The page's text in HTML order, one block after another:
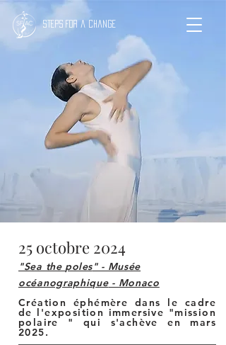
Steps for a change
25 octobre 2024
"Sea the poles" - Musée
océanographique- Monaco
Création éphémère dans le cadre
de l'exposition immersive "mission
polaire " qui s'achève en mars
2025.